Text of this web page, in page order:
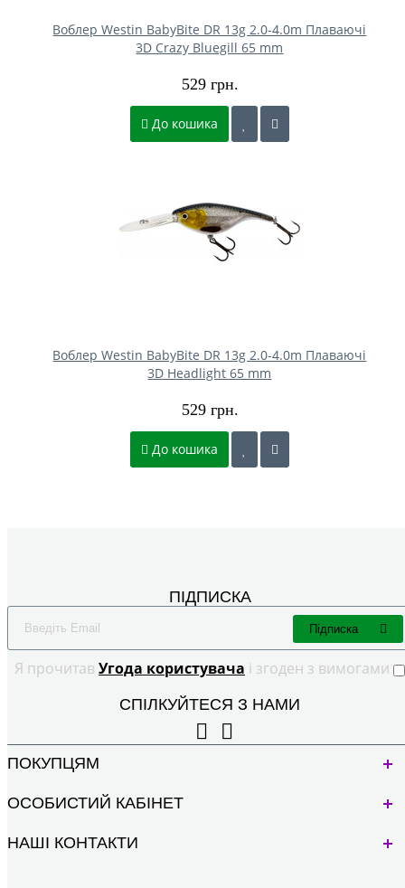
Воблер Westin BabyBite DR 13g 2.0-4.0m Плаваючі
3D Crazy Bluegill 65 mm
529 грн.
До кошика
Воблер Westin BabyBite DR 13g 2.0-4.0m Плаваючі
3D Headlight 65 mm
529 грн.
До кошика
ПІДПИСКА
Я прочитав Угода користувача і згоден з вимогами
Підписка
СПІЛКУЙТЕСЯ З НАМИ
ПОКУПЦЯМ
ОСОБИСТИЙ КАБІНЕТ
НАШІ КОНТАКТИ